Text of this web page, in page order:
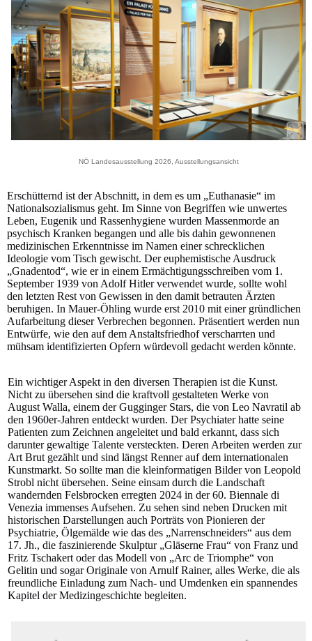
NÖ Landesausstellung 2026, Ausstellungsansicht
Erschütternd ist der Abschnitt, in dem es um „Euthanasie“ im
Nationalsozialismus geht. Im Sinne von Begriffen wie unwertes
Leben, Eugenik und Rassenhygiene wurden Massenmorde an
psychisch Kranken begangen und alle bis dahin gewonnenen
medizinischen Erkenntnisse im Namen einer schrecklichen
Ideologie vom Tisch gewischt. Der euphemistische Ausdruck
„Gnadentod“, wie er in einem Ermächtigungsschreiben vom 1.
September 1939 von Adolf Hitler verwendet wurde, sollte wohl
den letzten Rest von Gewissen in den damit betrauten Ärzten
beruhigen. In Mauer-Öhling wurde erst 2010 mit einer gründlichen
Aufarbeitung dieser Verbrechen begonnen. Präsentiert werden nun
Entwürfe, wie den auf dem Anstaltsfriedhof verscharrten und
mühsam identifizierten Opfern würdevoll gedacht werden könnte.
Ein wichtiger Aspekt in den diversen Therapien ist die Kunst.
Nicht zu übersehen sind die kraftvoll gestalteten Werke von
August Walla, einem der Gugginger Stars, die von Leo Navratil ab
den 1960er-Jahren entdeckt wurden. Der Psychiater hatte seine
Patienten zum Zeichnen angeleitet und bald erkannt, dass sich
darunter gewaltige Talente versteckten. Deren Arbeiten werden zur
Art Brut gezählt und sind längst Renner auf dem internationalen
Kunstmarkt. So sollte man die kleinformatigen Bilder von Leopold
Strobl nicht übersehen. Seine einsam durch die Landschaft
wandernden Felsbrocken erregten 2024 in der 60. Biennale di
Venezia immenses Aufsehen. Zu sehen sind neben Drucken mit
historischen Darstellungen auch Porträts von Pionieren der
Psychiatrie, Ölgemälde wie das des „Narrenschneiders“ aus dem
17. Jh., die faszinierende Skulptur „Gläserne Frau“ von Franz und
Fritz Tschakert oder das Modell von „Arc de Triomphe“ von
Gelitin und sogar Originale von Arnulf Rainer, alles Werke, die als
freundliche Einladung zum Nach- und Umdenken ein spannendes
Kapitel der Medizingeschichte begleiten.